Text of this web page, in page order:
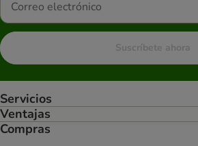
Suscríbete ahora
Servicios
Ventajas
Compras